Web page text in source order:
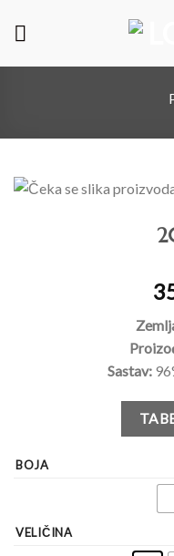
Sastav:
BOJA
VELIČINA